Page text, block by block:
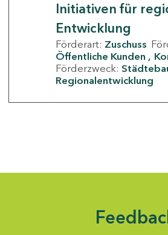
Initiativen für
Entwicklung
Förderart: Zuschuss
Öffentliche Kunden
Förderzweck:
Regionalentwicklung